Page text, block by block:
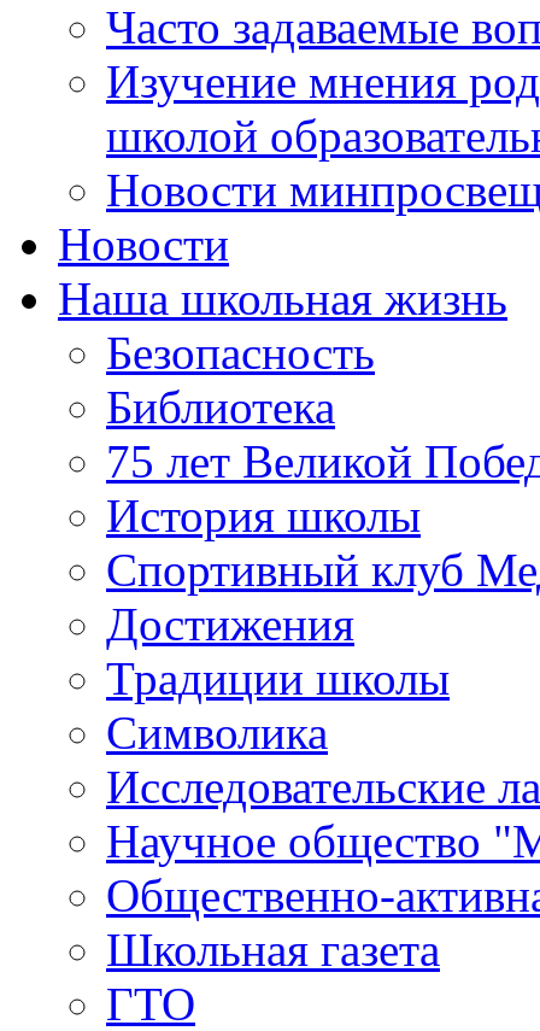
Часто задаваемые
Изучение мнения
школой
Новости
Новости
Наша школьная жизнь
Безопасность
Библиотека
75 лет Великой
История школы
Спортивный клуб
Достижения
Традиции школы
Символика
Исследовательские
Научное общество
Общественно-
Школьная газета
ГТО